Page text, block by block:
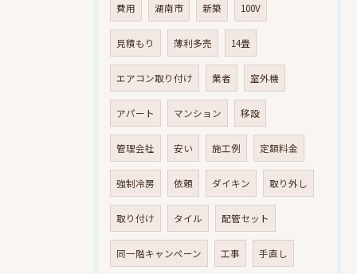
費用 湖南市 新築 100V
見積もり 薄利多売 14畳
エアコン取り付け 業者 室外機
アパート マンション 移設
管理会社 安い 施工例 定額料金
強制冷房 依頼 ダイキン 取り外し
取り付け タイル 配管セット
同一階キャンペーン 工事 手直し